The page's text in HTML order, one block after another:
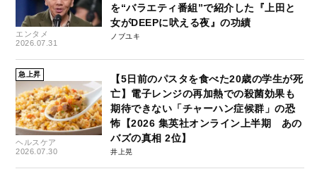
エンタメ
2026.07.31
を“バラエティ番組”で紹介した『上田と
女がDEEPに吠える夜』の功績
ノブユキ
急上昇
ヘルスケア
2026.07.30
【5日前のパスタを食べた20歳の学生が死
亡】電子レンジの再加熱での殺菌効果も
期待できない「チャーハン症候群」の恐
怖【2026 集英社オンライン上半期 あの
バズの真相 2位】
井上晃